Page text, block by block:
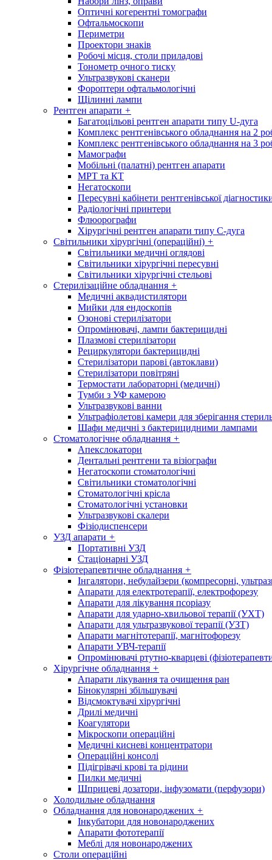
Оптичні когерентні томографи
Офтальмоскопи
Периметри
Проектори знаків
Робочі місця, столи приладові
Тонометр очного тиску
Ультразвукові сканери
Фороптери офтальмологічні
Щілинні лампи
Рентген апарати +
Багатоцільові рентген апарати типу U-дуга
Комплекс рентгенівського обладнання на 2
Комплекс рентгенівського обладнання на 3
Мамографи
Мобільні (палатні) рентген апарати
МРТ та КТ
Негатоскопи
Пересувні кабінети рентгенівської
Радіологічні принтери
Флюорографи
Хірургічні рентген апарати типу С-дуга
Світильники хірургічні (операційні) +
Світильники медичні оглядові
Світильники хірургічні пересувні
Світильники хірургічні стельові
Стерилізаційне обладнання +
Медичні аквадистилятори
Мийки для ендоскопів
Озонові стерилізатори
Опромінювачі, лампи бактерицидні
Плазмові стерилізатори
Рециркулятори бактерицидні
Стерилізатори парові (автоклави)
Стерилізатори повітряні
Термостати лабораторні (медичні)
Тумби з УФ камерою
Ультразвукові ванни
Ультрафіолетові камери для зберігання
Шафи медичні з бактерицидними лампами
Стоматологічне обладнання +
Апекслокатори
Дентальні рентгени та візіографи
Негатоскопи стоматологічні
Світильники стоматологічні
Стоматологічні крісла
Стоматологічні установки
Ультразвукові скалери
Фізіодиспенсери
УЗД апарати +
Портативні УЗД
Стаціонарні УЗД
Фізіотерапевтичне обладнання +
Інгалятори, небулайзери (компресорні,
Апарати для електротерапії, електрофорезу
Апарати для лікування псоріазу
Апарати для ударно-хвильової терапії (УХТ)
Апарати для ультразвукової терапії (УЗТ)
Апарати магнітотерапії, магнітофорезу
Апарати УВЧ-терапії
Опромінювачі ртутно-кварцеві
Хірургічне обладнання +
Апарати лікування та очищення ран
Бінокулярні збільшувачі
Відсмоктувачі хірургічні
Дрилі медичні
Коагулятори
Мікроскопи операційні
Медичні кисневі концентратори
Операційні консолі
Підігрівачі крові та рідини
Пилки медичні
Шприцеві дозатори, інфузомати (перфузори)
Холодильне обладнання
Обладнання для новонароджених +
Інкубатори для новонароджених
Апарати фототерапії
Меблі для новонароджених
Столи операційні